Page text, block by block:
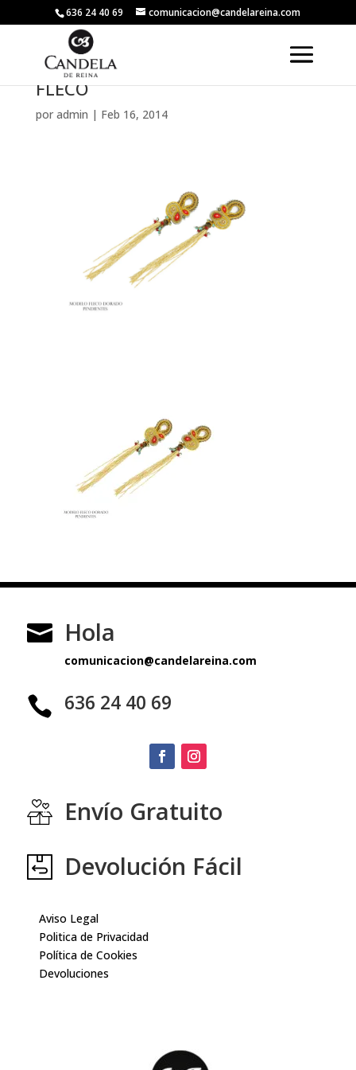
636 24 40 69 comunicacion@candelareina.com
FLECO
por admin | Feb 16, 2014
 Hola
comunicacion@candelareina.com
 636 24 40 69
Envío Gratuito
Devolución Fácil
Aviso Legal
Politica de Privacidad
Política de Cookies
Devoluciones